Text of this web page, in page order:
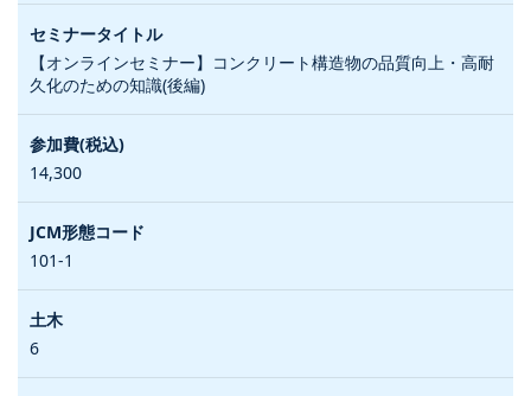
【オンラインセミナー】コンクリート構造物の品質向上・高耐
久化のための知識(後編)
14,300
101-1
6